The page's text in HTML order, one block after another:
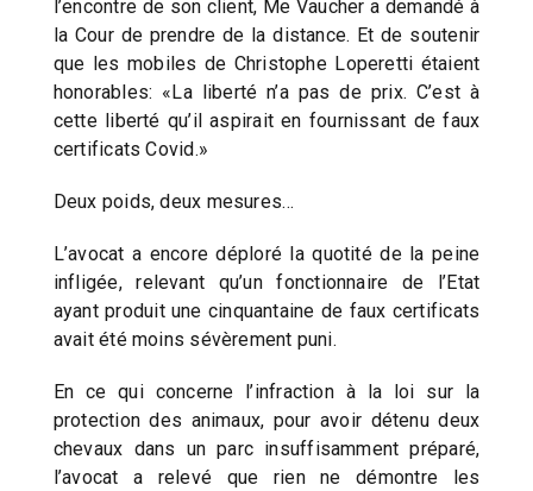
l’encontre de son client, Me Vaucher a demandé à
la Cour de prendre de la distance. Et de soutenir
que les mobiles de Christophe Loperetti étaient
honorables: «La liberté n’a pas de prix. C’est à
cette liberté qu’il aspirait en fournissant de faux
certificats Covid.»
Deux poids, deux mesures…
L’avocat a encore déploré la quotité de la peine
infligée, relevant qu’un fonctionnaire de l’Etat
ayant produit une cinquantaine de faux certificats
avait été moins sévèrement puni.
En ce qui concerne l’infraction à la loi sur la
protection des animaux, pour avoir détenu deux
chevaux dans un parc insuffisamment préparé,
l’avocat a relevé que rien ne démontre les